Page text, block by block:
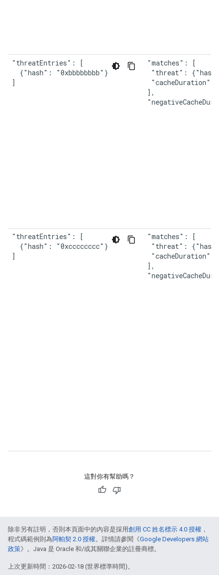
"threatEntries": [
  {"hash": "0xbbbbbbbb"}
]
"matches": [
"threat":
"cacheDuration":
],
"threatEntries": [
  {"hash": "0xcccccccc"}
]
"matches": [
"threat":
"cacheDuration":
],
這對你有幫助嗎？
除非另有註明，否則本頁面中的內容是採用創用 CC 姓名標示 4.0 授權 ，
程式碼範例則為阿帕契 2.0 授權。詳情請參閱《Google Developers 網站
政策》。Java 是 Oracle 和/或其關聯企業的註冊商標。
上次更新時間：2026-02-18 (世界標準時間)。